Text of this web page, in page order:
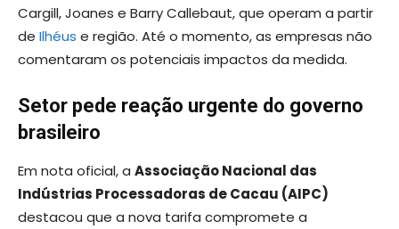
Cargill, Joanes e Barry Callebaut, que operam a partir
de Ilhéus e região. Até o momento, as empresas não
comentaram os potenciais impactos da medida.
Setor pede reação urgente do governo
brasileiro
Em nota oficial, a Associação Nacional das
Indústrias Processadoras de Cacau (AIPC)
destacou que a nova tarifa compromete a